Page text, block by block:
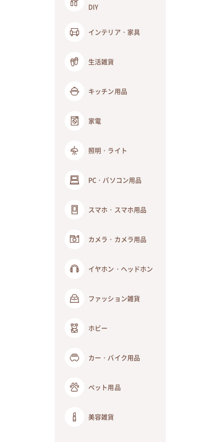
DIY
インテリア・家具
生活雑貨
キッチン用品
家電
照明・ライト
PC・パソコン用品
スマホ・スマホ用品
カメラ・カメラ用品
イヤホン・ヘッドホン
ファッション雑貨
ホビー
カー・バイク用品
ペット用品
美容雑貨